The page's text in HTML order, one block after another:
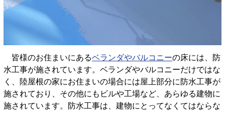
皆様のお住まいにあるベランダやバルコニーの床には、防
水工事が施されています。ベランダやバルコニーだけではな
く、陸屋根の家にお住まいの場合には屋上部分に防水工事が
施されており、その他にもビルや工場など、あらゆる建物に
施されています。防水工事は、建物にとってなくてはならな